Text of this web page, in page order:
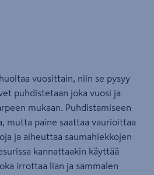
vuosittain, niin se pysyy
puhdistetaan joka vuosi ja
mukaan. Puhdistamiseen
mutta paine saattaa vaurioittaa
ja aiheuttaa saumahiekkojen
kannattaakin käyttää
irrottaa lian ja sammalen